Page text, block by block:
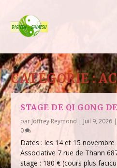
CATÉGORIE :
STAGE DE QI GONG
par Joffrey Reymond | Juil 9, 2026
0
Dates : les 14 et 15 novembre
Associative 7 rue de Thann
stage : 180 € (cours plus